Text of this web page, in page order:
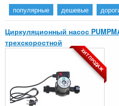
популярные дешевые
Циркуляционный насос
трехскоростной
ХИТ ПРОДАЖ